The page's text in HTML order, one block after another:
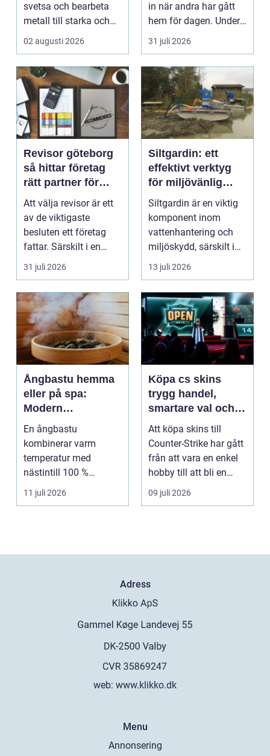
svetsa och bearbeta
metall till starka och
hållbara konstruktion...
02 augusti 2026
in när andra har gått
hem för dagen. Under
sena kvällar,...
31 juli 2026
Revisor göteborg
så hittar företag
rätt partner för
trygg tillväxt
Att välja revisor är ett
av de viktigaste
besluten ett företag
fattar. Särskilt i en
företagsintensi...
31 juli 2026
Siltgardin: ett
effektivt verktyg
för miljövänlig
vattenhantering
Siltgardin är en viktig
komponent inom
vattenhantering och
miljöskydd, särskilt i
verksamheter som i...
13 juli 2026
Ångbastu hemma
eller på spa:
Modern
återhämtning med
uråldrig logik
En ångbastu
kombinerar varm
temperatur med
nästintill 100 %
luftfuktighet för att
sk...
11 juli 2026
Köpa cs skins
trygg handel,
smartare val och
bättre affärer
Att köpa skins till
Counter-Strike har gått
från att vara en enkel
hobby till att bli en
egen liten ...
09 juli 2026
Adress
web: www.klikko.dk
Menu
Annonsering